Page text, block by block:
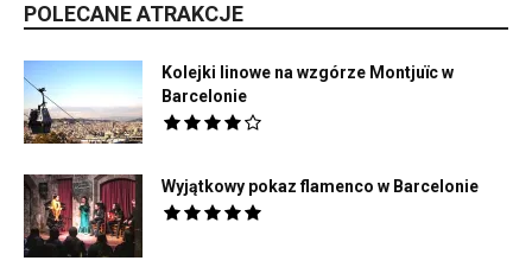
POLECANE ATRAKCJE
Kolejki linowe na wzgórze Montjuïc w
Barcelonie
Wyjątkowy pokaz flamenco w Barcelonie